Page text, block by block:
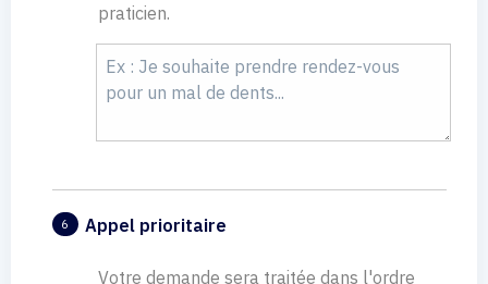
praticien.
6 Appel prioritaire
Votre demande sera traitée dans l'ordre